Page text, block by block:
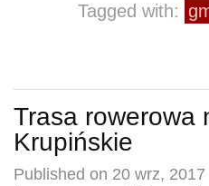
Tagged with:
Trasa rowerowa
Krupińskie
Published on 20 wrz,